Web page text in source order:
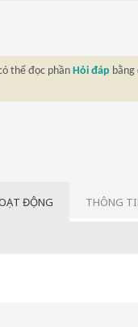
thể đọc phần Hỏi đáp bằng
ĐỘNG THÔNG